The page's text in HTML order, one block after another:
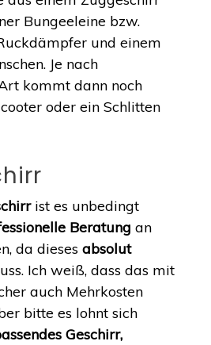
Bungeeleine bzw.
und einem
Je nach
kommt dann noch
oder ein Schlitten
ist es unbedingt
Beratung an
da dieses absolut
Ich weiß, dass das mit
auch Mehrkosten
bitte es lohnt sich
Geschirr,